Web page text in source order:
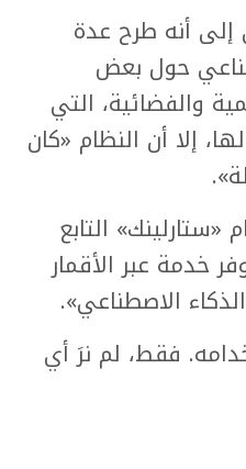
إلى أنه طرح عدة
حول بعض
والفضائية، التي
إلا أن النظام «كان
التابع
خدمة عبر الأقمار
الاصطناعي».
فقط، لم نرَ أي